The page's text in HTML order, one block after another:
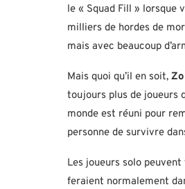
le « Squad Fill » lorsque
milliers de hordes de
mais avec beaucoup
Mais quoi qu’il en soit,
toujours plus de joueurs
monde est réuni pour
personne de survivre
Les joueurs solo
feraient normalement